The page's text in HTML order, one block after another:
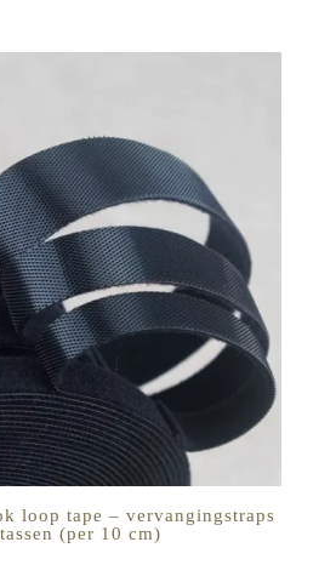
loop tape – vervangingstraps
(per 10 cm)